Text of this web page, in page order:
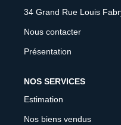
34 Grand Rue Louis
Nous contacter
Présentation
NOS SERVICES
Estimation
Nos biens vendus